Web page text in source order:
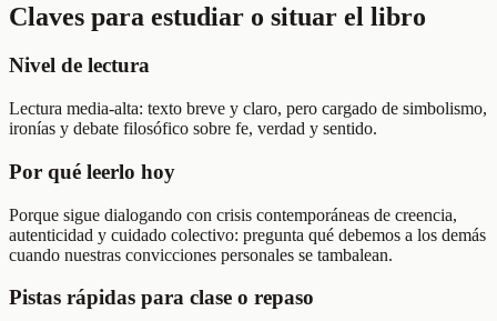
Claves para estudiar o situar el libro
Nivel de lectura
Lectura media-alta: texto breve y claro, pero cargado de simbolismo,
ironías y debate filosófico sobre fe, verdad y sentido.
Por qué leerlo hoy
Porque sigue dialogando con crisis contemporáneas de creencia,
autenticidad y cuidado colectivo: pregunta qué debemos a los demás
cuando nuestras convicciones personales se tambalean.
Pistas rápidas para clase o repaso